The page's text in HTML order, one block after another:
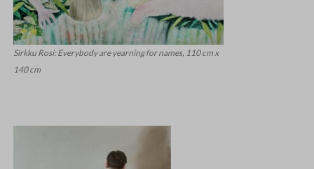
Sirkku Rosi: Everybody are yearning for names, 110 cm x
140 cm